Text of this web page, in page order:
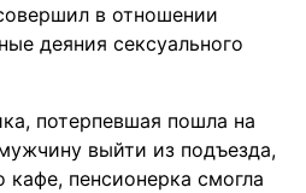
в отношении
деяния сексуального
потерпевшая пошла на
выйти из подъезда,
пенсионерка смогла